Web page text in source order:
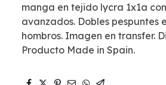
manga en tejido lycra 1x1a
avanzados. Dobles pespuntes
hombros. Imagen en transfer.
Producto Made in Spain.